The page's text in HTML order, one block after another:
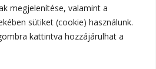
megjelenítése, valamint a
sütiket (cookie) használunk.
kattintva hozzájárulhat a
Egyházmegye lesz” – Interjú
püspök Pécsen: A szentség
az Istennel való kapcsolat